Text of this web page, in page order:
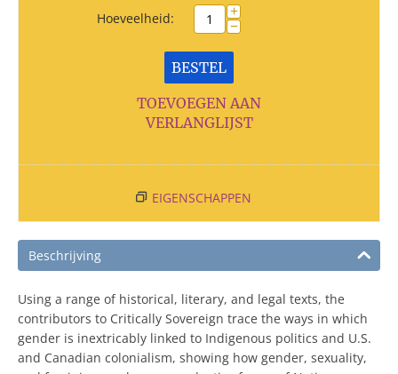
Hoeveelheid: +
−
BESTEL
TOEVOEGEN AAN
VERLANGLIJST
EIGENSCHAPPEN
Beschrijving
Using a range of historical, literary, and legal texts, the
contributors to Critically Sovereign trace the ways in which
gender is inextricably linked to Indigenous politics and U.S.
and Canadian colonialism, showing how gender, sexuality,